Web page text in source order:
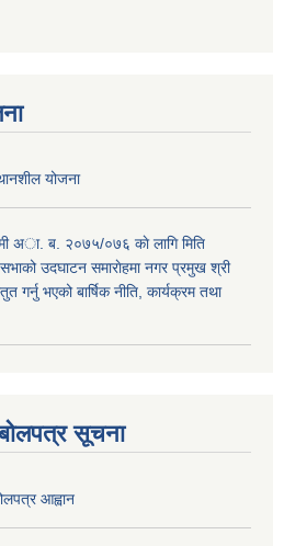
योजना
अा. ब. २०७५/०७६ काे लागि मिति
उदघाटन समाराेहमा नगर प्रमुख श्री
गर्नु भएको बार्षिक नीति, कार्यक्रम तथा
सूचना
आह्वान